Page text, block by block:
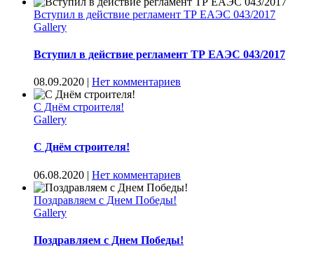
Вступил в действие регламент ТР ЕАЭС 043/2017
Gallery
Вступил в действие регламент ТР ЕАЭС 043/2017
08.09.2020 | Нет комментариев
С Днём строителя!
Gallery
С Днём строителя!
06.08.2020 | Нет комментариев
Поздравляем с Днем Победы!
Gallery
Поздравляем с Днем Победы!